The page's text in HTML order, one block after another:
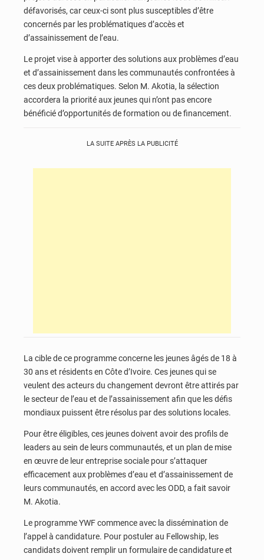
défavorisés, car ceux-ci sont plus susceptibles d’être
concernés par les problématiques d’accès et
d’assainissement de l’eau.
Le projet vise à apporter des solutions aux problèmes d’eau
et d’assainissement dans les communautés confrontées à
ces deux problématiques. Selon M. Akotia, la sélection
accordera la priorité aux jeunes qui n’ont pas encore
bénéficié d’opportunités de formation ou de financement.
LA SUITE APRÈS LA PUBLICITÉ
La cible de ce programme concerne les jeunes âgés de 18 à
30 ans et résidents en Côte d’Ivoire. Ces jeunes qui se
veulent des acteurs du changement devront être attirés par
le secteur de l’eau et de l’assainissement afin que les défis
mondiaux puissent être résolus par des solutions locales.
Pour être éligibles, ces jeunes doivent avoir des profils de
leaders au sein de leurs communautés, et un plan de mise
en œuvre de leur entreprise sociale pour s’attaquer
efficacement aux problèmes d’eau et d’assainissement de
leurs communautés, en accord avec les ODD, a fait savoir
M. Akotia.
Le programme YWF commence avec la dissémination de
l’appel à candidature. Pour postuler au Fellowship, les
candidats doivent remplir un formulaire de candidature et